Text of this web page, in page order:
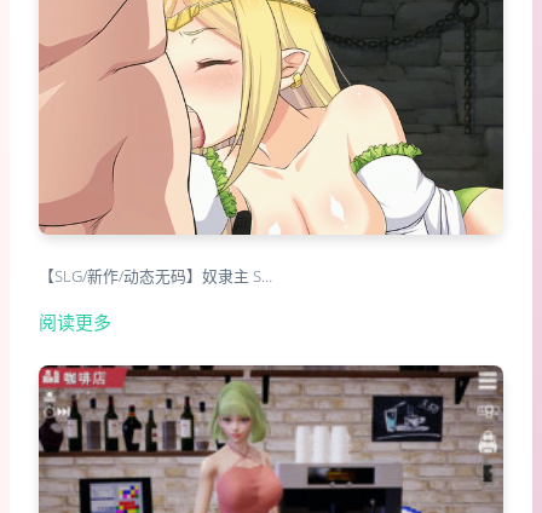
【SLG/新作/动态无码】奴隶主 S…
阅读更多